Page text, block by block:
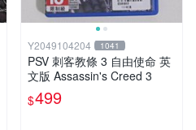
Y2049104204 1041
PSV 刺客教條 3 自由使命 英
文版 Assassin's Creed 3
$499